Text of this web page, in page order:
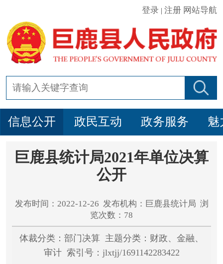
登录 |注册 网站导航
信息公开 政民互动 政务服务 魅
巨鹿县统计局2021年单位决算
公开
发布时间：2022-12-26 发布机构：巨鹿县统计局 浏
览次数：78
体裁分类：部门决算 主题分类：财政、金融、
审计 索引号：jlxtjj/1691142283422